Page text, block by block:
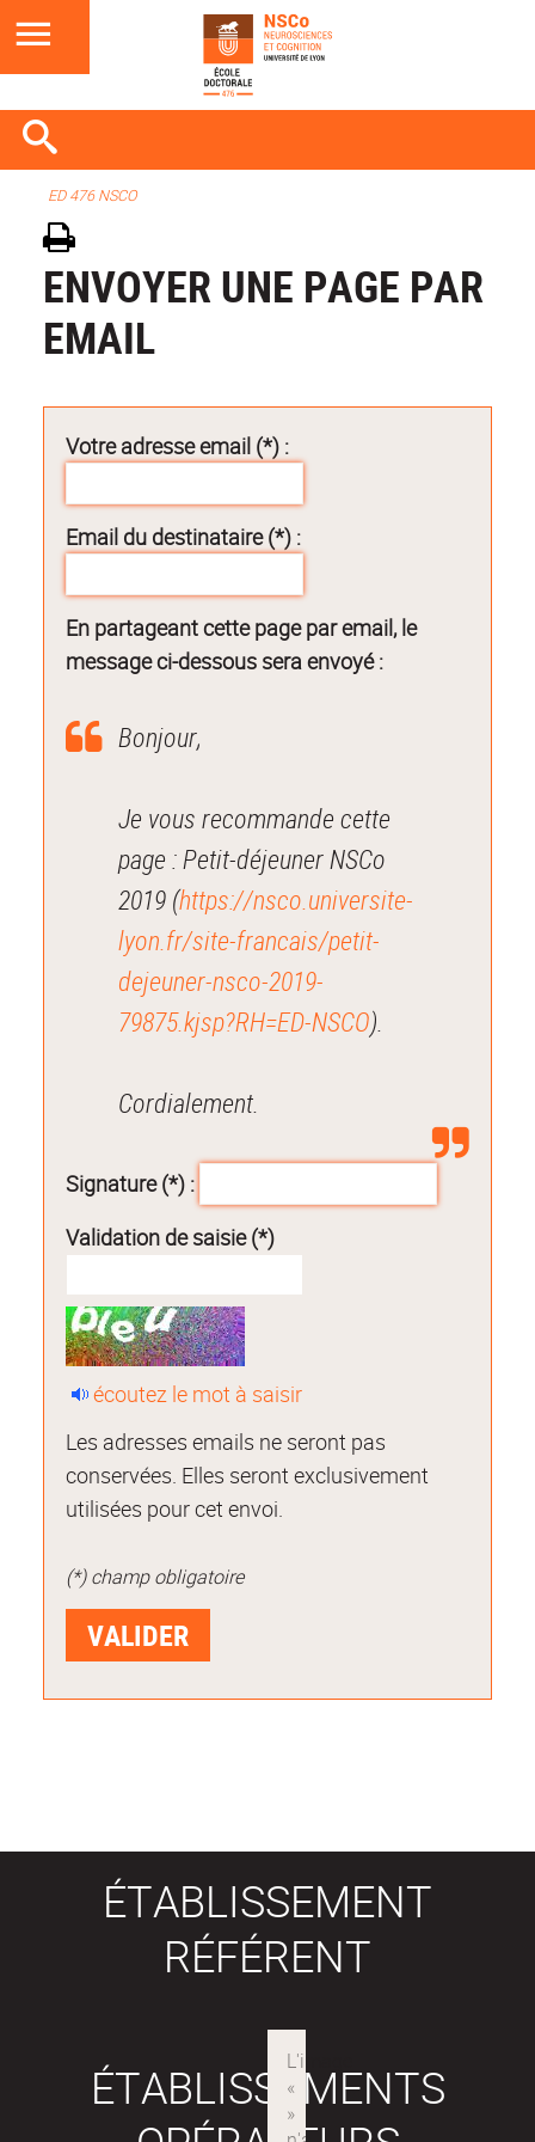
ED 476 NSCO
ENVOYER UNE PAGE PAR
EMAIL
Votre adresse email (*) :
Email du destinataire (*) :
En partageant cette page par email, le
message ci-dessous sera envoyé :
Bonjour,
Je vous recommande cette
page : Petit-déjeuner NSCo
2019 (https://nsco.universite-
lyon.fr/site-francais/petit-
dejeuner-nsco-2019-
79875.kjsp?RH=ED-NSCO).
Cordialement.
Signature (*) :
Validation de saisie (*)
écoutez le mot à saisir
Les adresses emails ne seront pas
conservées. Elles seront exclusivement
utilisées pour cet envoi.
(*) champ obligatoire
ÉTABLISSEMENT
RÉFÉRENT
ÉTABLISSEMENTS